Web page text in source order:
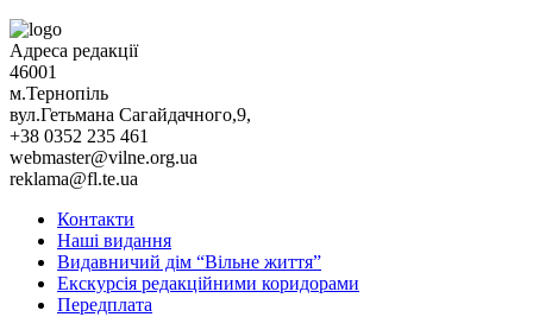
Адреса редакції
46001
м.Тернопіль
вул.Гетьмана Сагайдачного,9,
+38 0352 235 461
webmaster@vilne.org.ua
reklama@fl.te.ua
Контакти
Наші видання
Видавничий дім “Вільне життя”
Екскурсія редакційними коридорами
Передплата